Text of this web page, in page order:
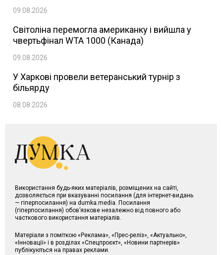
09.08.2026
Світоліна перемогла американку і вийшла у
чвертьфінал WTA 1000 (Канада)
09.08.2026
У Харкові провели ветеранський турнір з
більярду
08.08.2026
Використання будь-яких матеріалів, розміщених на сайті,
дозволяється при вказуванні посилання (для інтернет-видань
— гіперпосилання) на dumka.media. Посилання
(гіперпосилання) обов’язкове незалежно від повного або
часткового використання матеріалів.
Матеріали з поміткою «Реклама», «Прес-реліз», «Актуально»,
«Інновації» і в розділах «Спецпроєкт», «Новини партнерів»
публікуються на правах реклами.